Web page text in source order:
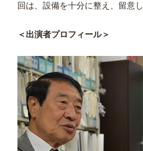
回は、設備を十分に整え、留意
＜出演者プロフィール＞